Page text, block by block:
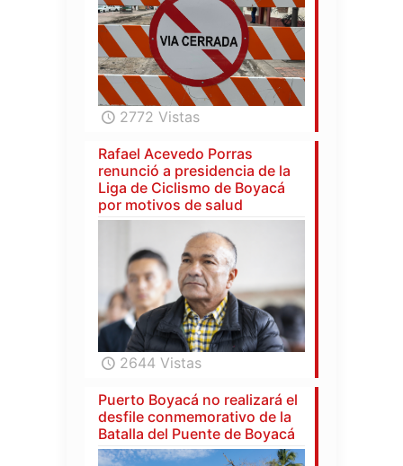
2772 Vistas
Rafael Acevedo Porras
renunció a presidencia de la
Liga de Ciclismo de Boyacá
por motivos de salud
2644 Vistas
Puerto Boyacá no realizará el
desfile conmemorativo de la
Batalla del Puente de Boyacá